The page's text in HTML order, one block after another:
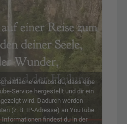
erlaubst du, dass eine
Service hergestellt und dir ein
wird. Dadurch werden
(z. B. IP-Adresse) an YouTube
findest du in der